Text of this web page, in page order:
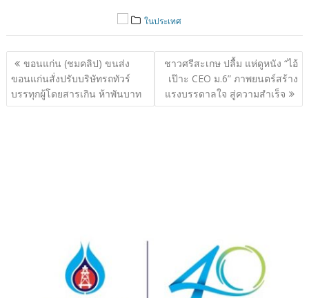
ในประเทศ
แนะแนว
เรื่อง
ขอนแก่น (ชมคลิป) ขนส่ง
ขอนแก่นสั่งปรับบริษัทรถทัวร์
บรรทุกผู้โดยสารเกิน ห้าพันบาท
ชาวศรีสะเกษ ปลื้ม แห่ดูหนัง “ไอ้
เป๊าะ CEO ม.6” ภาพยนตร์สร้าง
แรงบรรดาลใจ สู่ความสำเร็จ